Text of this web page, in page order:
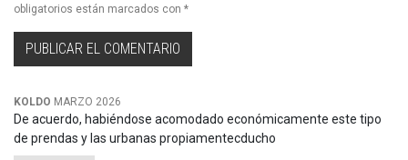
obligatorios están marcados con *
KOLDO MARZO 2026
De acuerdo, habiéndose acomodado económicamente este tipo
de prendas y las urbanas propiamentecducho